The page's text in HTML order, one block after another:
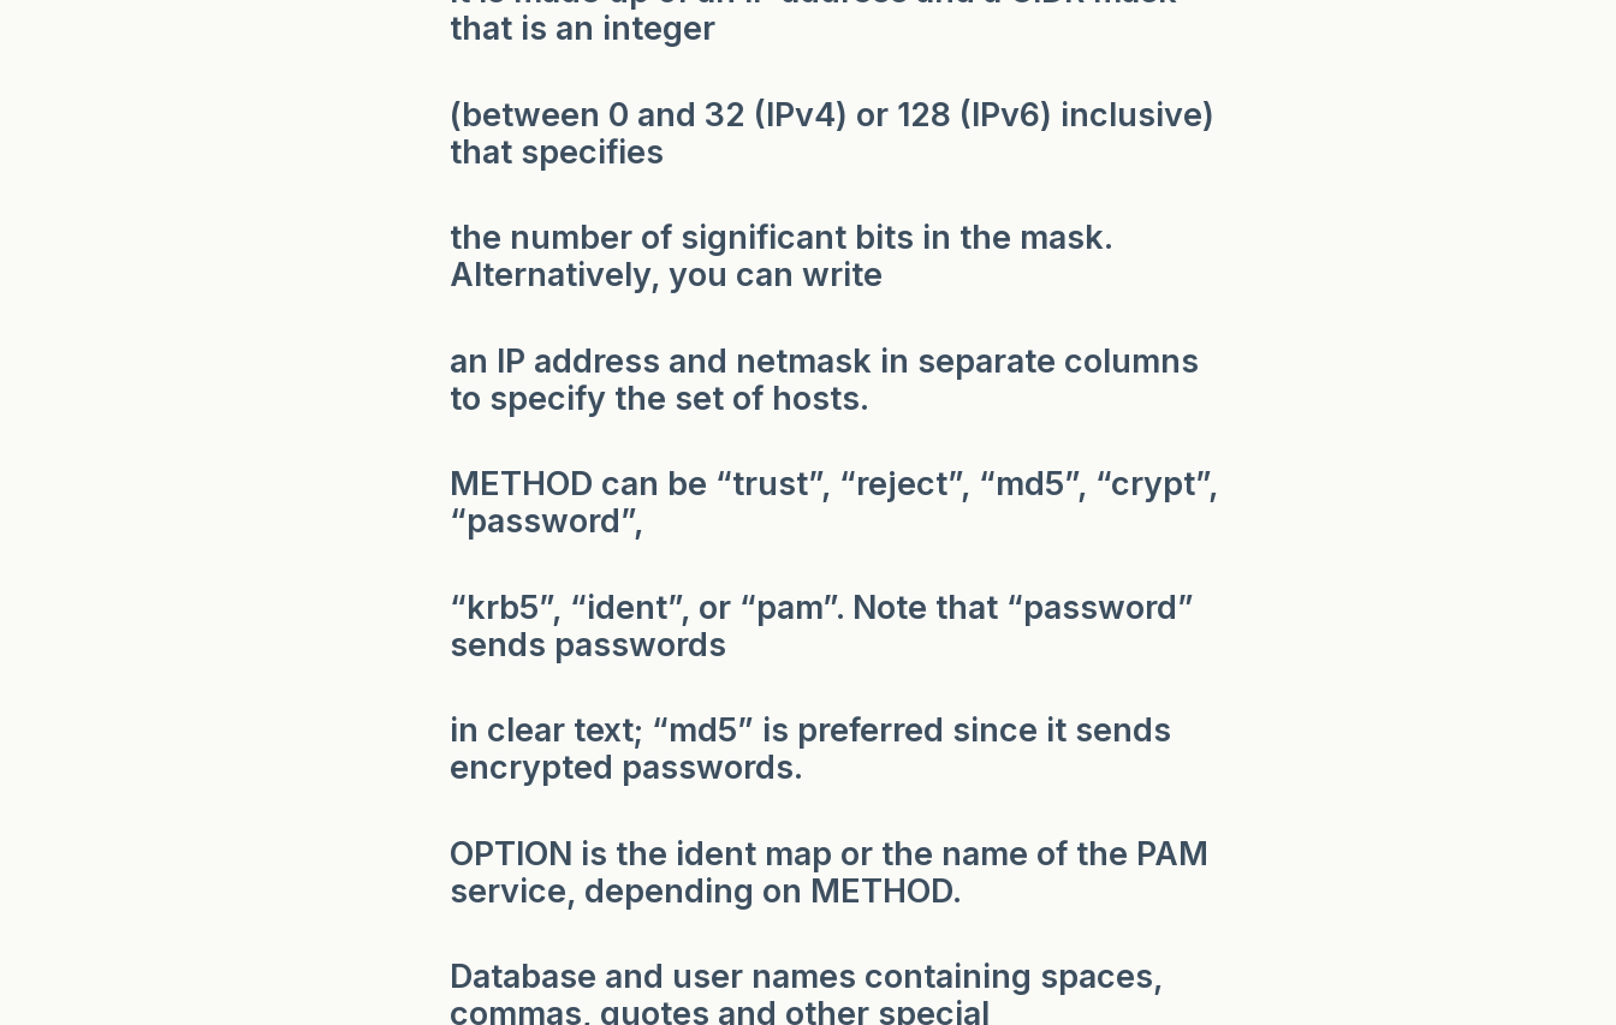
that is an integer
(between 0 and 32 (IPv4) or 128 (IPv6) inclusive)
that specifies
the number of significant bits in the mask.
Alternatively, you can write
an IP address and netmask in separate columns
to specify the set of hosts.
METHOD can be “trust”, “reject”, “md5”, “crypt”,
“password”,
“krb5”, “ident”, or “pam”. Note that “password”
sends passwords
in clear text; “md5” is preferred since it sends
encrypted passwords.
OPTION is the ident map or the name of the PAM
service, depending on METHOD.
Database and user names containing spaces,
commas, quotes and other special